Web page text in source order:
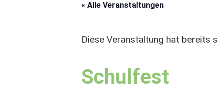
« Alle Veranstaltungen
Diese Veranstaltung hat bereits
Schulfest